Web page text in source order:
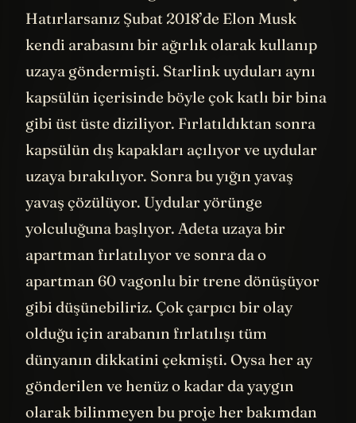
üstüste bir zincir gibi dizilerek fırlatılıyor.
Hatırlarsanız Şubat 2018’de Elon Musk
kendi arabasını bir ağırlık olarak kullanıp
uzaya göndermişti. Starlink uyduları aynı
kapsülün içerisinde böyle çok katlı bir bina
gibi üst üste diziliyor. Fırlatıldıktan sonra
kapsülün dış kapakları açılıyor ve uydular
uzaya bırakılıyor. Sonra bu yığın yavaş
yavaş çözülüyor. Uydular yörünge
yolculuğuna başlıyor. Adeta uzaya bir
apartman fırlatılıyor ve sonra da o
apartman 60 vagonlu bir trene dönüşüyor
gibi düşünebiliriz. Çok çarpıcı bir olay
olduğu için arabanın fırlatılışı tüm
dünyanın dikkatini çekmişti. Oysa her ay
gönderilen ve henüz o kadar da yaygın